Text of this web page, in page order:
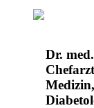
Dr.